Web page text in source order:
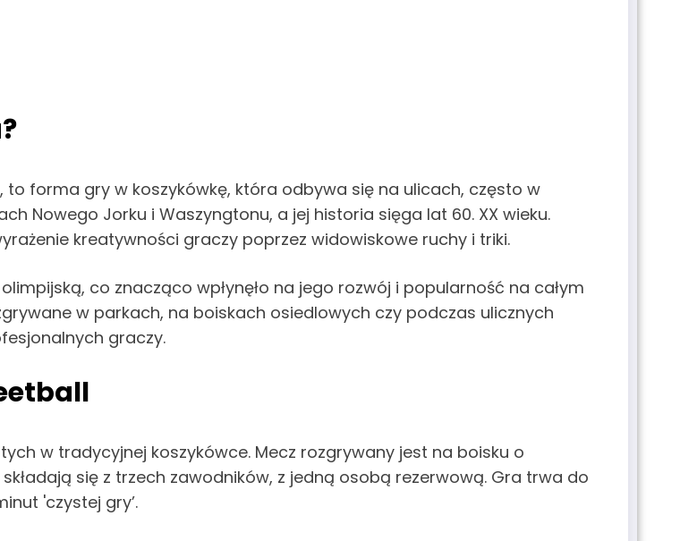
, to forma gry w koszykówkę, która odbywa się na ulicach, często w
Nowego Jorku i Waszyngtonu, a jej historia sięga lat 60. XX wieku.
kreatywności graczy poprzez widowiskowe ruchy i triki.
co znacząco wpłynęło na jego rozwój i popularność na całym
w parkach, na boiskach osiedlowych czy podczas ulicznych
graczy.
w tradycyjnej koszykówce. Mecz rozgrywany jest na boisku o
składają się z trzech zawodników, z jedną osobą rezerwową. Gra trwa do
'czystej gry’.